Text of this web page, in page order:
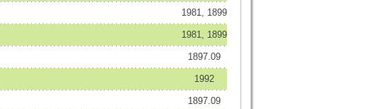
1981, 1899
1981, 1899
1897.09
1992
1897.09